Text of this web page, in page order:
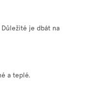
je dbát na
a teplé.